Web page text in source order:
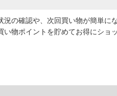
況の確認や、次回買い物が簡単に
い物ポイントを貯めてお得にショッ